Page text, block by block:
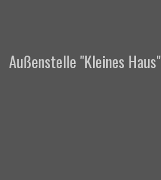
Außenstelle "Kleines Haus"